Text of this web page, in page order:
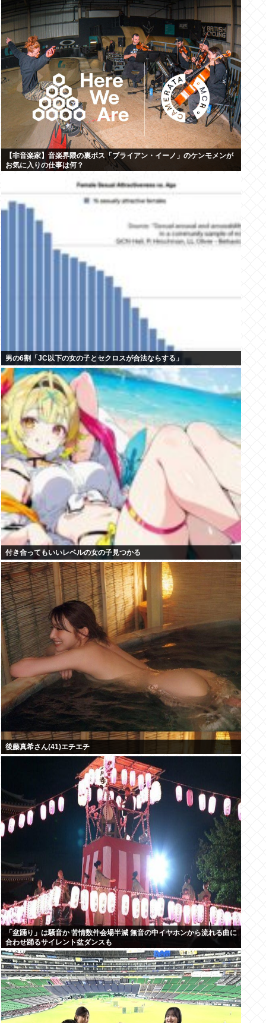
【非音楽家】音楽界隈の裏ボス「ブライアン・イーノ」のケンモメンが
お気に入りの仕事は何？
男の6割「JC以下の女の子とセクロスが合法ならする」
付き合ってもいいレベルの女の子見つかる
後藤真希さん(41)エチエチ
「盆踊り」は騒音か 苦情数件会場半減 無音の中イヤホンから流れる曲に
合わせ踊るサイレント盆ダンスも